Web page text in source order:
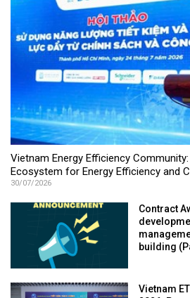
Vietnam Energy Efficiency
Ecosystem for Energy Efficiency and
30/07/2026
Contract
building
Vietnam